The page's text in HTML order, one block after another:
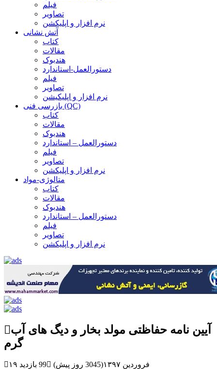
فیلم
تصاویر
نرم افزار و اپلیکشن
آتش نشانی
کتاب
مقالات
هندبوک
دستورالعمل-استاندارد
فیلم
تصاویر
نرم افزار و اپلیکیشن
بازرسی فنی (QC)
کتاب
مقالات
هندبوک
دستورالعمل – استاندارد
فیلم
تصاویر
نرم افزار و اپلیکشن
متالوژی-مواد
کتاب
مقالات
هندبوک
دستورالعمل – استاندارد
فیلم
تصاویر
نرم افزار و اپلیکشن
آیین نامه حفاظتی مولد بخار و دیگ های آب
گرم
۱۹ فروردین ۱۳۹۷(3045 روز پیش) 99 بازدید